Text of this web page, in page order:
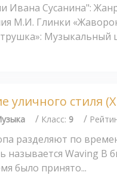
Ивана Сусанина":
М.И. Глинки
Музыкальный
уличного стиля
/ Класс: 9 /
разделяют по
называется Waving В
было принято...